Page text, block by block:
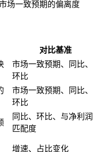
场一致预期的偏离度
对比基准
市场一致预期、同比、
环比
市场一致预期、同比、
环比
同比、环比、与净利润
匹配度
增速、占比变化